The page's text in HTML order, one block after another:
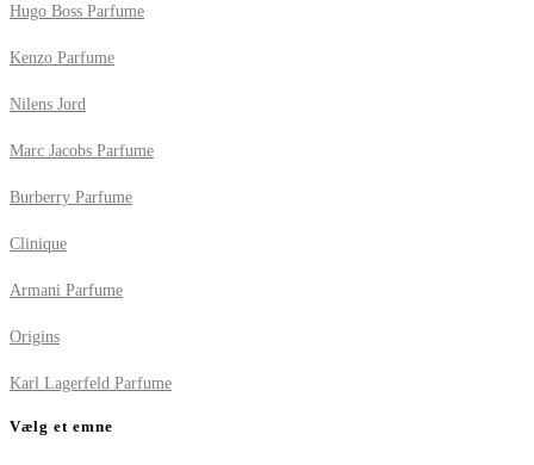
Hugo Boss Parfume
Kenzo Parfume
Nilens Jord
Marc Jacobs Parfume
Burberry Parfume
Clinique
Armani Parfume
Origins
Karl Lagerfeld Parfume
Vælg et emne